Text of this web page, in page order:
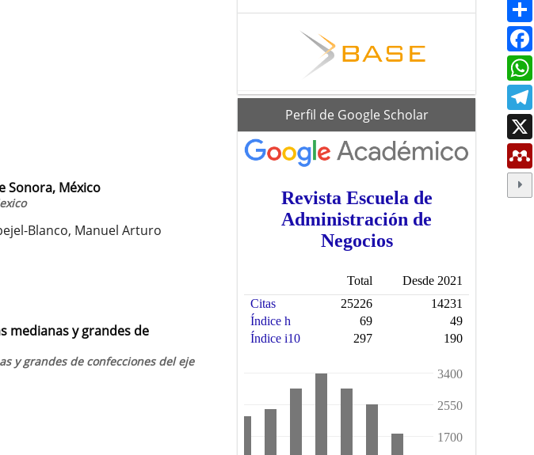
Sonora, México
Blanco, Manuel Arturo
medianas y grandes de
y grandes de confecciones del eje
scholarPerfil de Google Scholar